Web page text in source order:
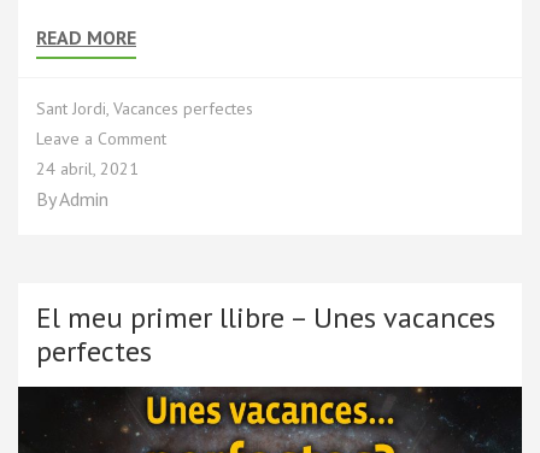
READ MORE
Sant Jordi, Vacances perfectes
Leave a Comment
24 abril, 2021
ByAdmin
El meu primer llibre – Unes vacances
perfectes